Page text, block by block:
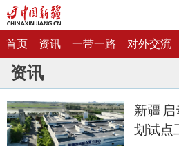
首页 资讯 一带一路 对外交流
资讯
新疆
划试点